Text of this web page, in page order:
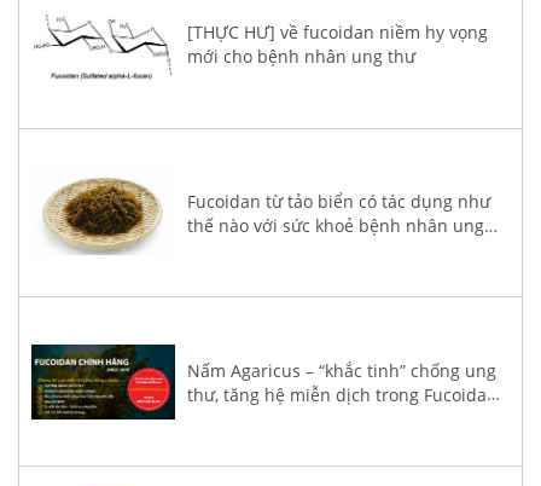
[THỰC HƯ] về fucoidan niềm hy vọng
mới cho bệnh nhân ung thư
Fucoidan từ tảo biển có tác dụng như
thế nào với sức khoẻ bệnh nhân ung
Nấm Agaricus – “khắc tinh” chống ung
thư, tăng hệ miễn dịch trong Fucoidan